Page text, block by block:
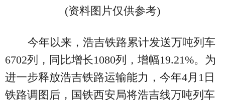
(资料图片仅供参考)
今年以来，浩吉铁路累计发送万吨列车
6702列，同比增长1080列，增幅19.21%。为
进一步释放浩吉铁路运输能力，今年4月1日
铁路调图后，国铁西安局将浩吉线万吨列车